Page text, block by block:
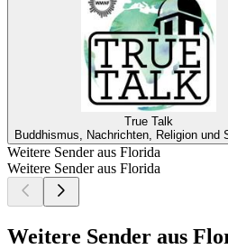
True Talk
Buddhismus, Nachrichten, Religion und
Weitere Sender aus Florida
Weitere Sender aus Florida
Weitere Sender aus